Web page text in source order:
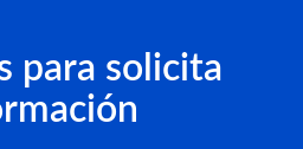
para solicita